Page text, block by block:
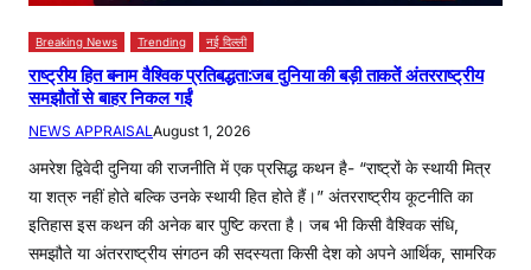
Breaking News Trending नई दिल्ली
राष्ट्रीय हित बनाम वैश्विक प्रतिबद्धता:जब दुनिया की बड़ी ताकतें अंतरराष्ट्रीय
समझौतों से बाहर निकल गईं
NEWS APPRAISAL August 1, 2026
अमरेश द्विवेदी दुनिया की राजनीति में एक प्रसिद्ध कथन है- “राष्ट्रों के स्थायी मित्र
या शत्रु नहीं होते बल्कि उनके स्थायी हित होते हैं।” अंतरराष्ट्रीय कूटनीति का
इतिहास इस कथन की अनेक बार पुष्टि करता है। जब भी किसी वैश्विक संधि,
समझौते या अंतरराष्ट्रीय संगठन की सदस्यता किसी देश को अपने आर्थिक, सामरिक